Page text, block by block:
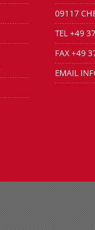
09117
TEL +49
FAX +49
EMAIL